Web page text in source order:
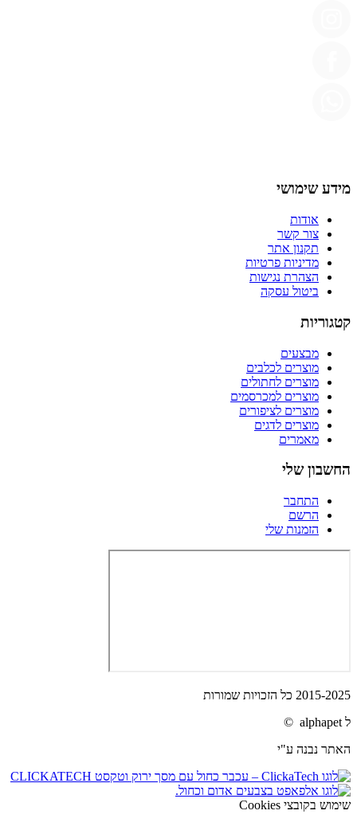
מידע שימושי
אודות
צור קשר
תקנון אתר
מדיניות פרטיות
הצהרת נגישות
ביטול עסקה
קטגוריות
מבצעים
מוצרים לכלבים
מוצרים לחתולים
מוצרים למכרסמים
מוצרים לציפורים
מוצרים לדגים
מאמרים
החשבון שלי
התחבר
הרשם
הזמנות שלי
2015-2025 כל הזכויות שמורות
ל alphapet ©
האתר נבנה ע"י
שימוש בקובצי Cookies